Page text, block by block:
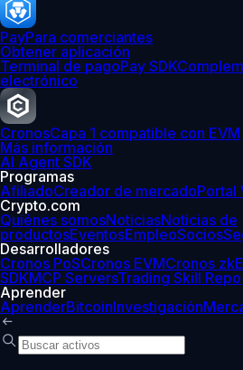
PayPara comerciantes
Obtener aplicación
Terminal de pagoPay SDK
electrónico
CronosCapa 1 compatible con EVM
Más información
AI Agent SDK
Programas
AfiliadoCreador de mercadoPortal
Crypto.com
Quiénes somosNoticiasNoticias de
productosEventosEmpleoSocios
Desarrolladores
Cronos PoSCronos EVMCronos
SDKMCP ServersTrading Skill Repo
Aprender
AprenderBitcoinInvestigación